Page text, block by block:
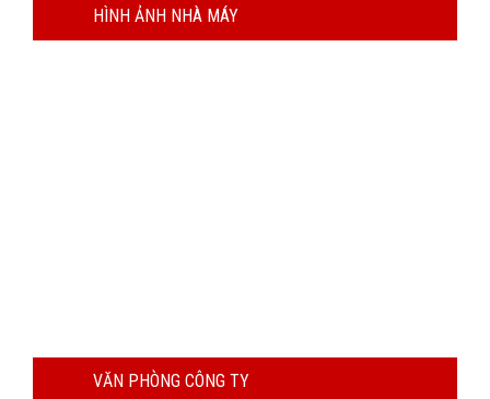
HÌNH ẢNH NHÀ MÁY
VĂN PHÒNG CÔNG TY